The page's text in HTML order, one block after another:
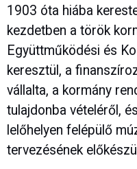
1903 óta hiába
kezdetben a török
Együttműködési és
keresztül, a
vállalta, a kormány
tulajdonba vételéről,
lelőhelyen felépülő
tervezésének